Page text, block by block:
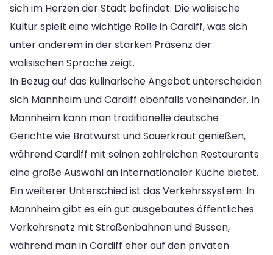
sich im Herzen der Stadt befindet. Die walisische
Kultur spielt eine wichtige Rolle in Cardiff, was sich
unter anderem in der starken Präsenz der
walisischen Sprache zeigt.
In Bezug auf das kulinarische Angebot unterscheiden
sich Mannheim und Cardiff ebenfalls voneinander. In
Mannheim kann man traditionelle deutsche
Gerichte wie Bratwurst und Sauerkraut genießen,
während Cardiff mit seinen zahlreichen Restaurants
eine große Auswahl an internationaler Küche bietet.
Ein weiterer Unterschied ist das Verkehrssystem: In
Mannheim gibt es ein gut ausgebautes öffentliches
Verkehrsnetz mit Straßenbahnen und Bussen,
während man in Cardiff eher auf den privaten